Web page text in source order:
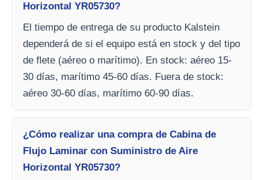
Horizontal YR05730?
El tiempo de entrega de su producto Kalstein
dependerá de si el equipo está en stock y del tipo
de flete (aéreo o marítimo). En stock: aéreo 15-
30 días, marítimo 45-60 días. Fuera de stock:
aéreo 30-60 días, marítimo 60-90 días.
¿Cómo realizar una compra de Cabina de
Flujo Laminar con Suministro de Aire
Horizontal YR05730?